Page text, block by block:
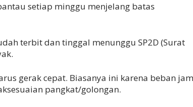
setiap minggu menjelang batas
terbit dan tinggal menunggu SP2D (Surat
gerak cepat. Biasanya ini karena beban jam
pangkat/golongan.